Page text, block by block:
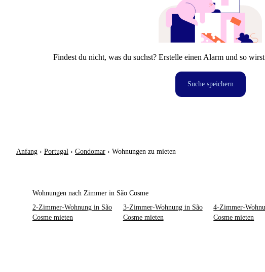
Findest du nicht, was du suchst? Erstelle einen Alarm und so
Suche speichern
Anfang › Portugal › Gondomar › Wohnungen zu mieten
Wohnungen nach Zimmer in São Cosme
2-Zimmer-Wohnung in São
Cosme mieten
3-Zimmer-Wohnung in São
Cosme mieten
4-Zimmer-
Cosme mieten